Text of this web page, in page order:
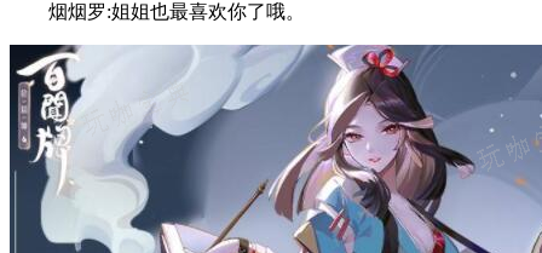
烟烟罗:姐姐也最喜欢你了哦。